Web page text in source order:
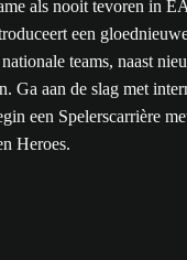
als nooit tevoren in
een
teams, naast
Ga aan de slag met
een Spelerscarrière
Heroes.